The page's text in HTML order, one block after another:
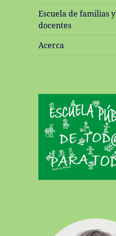
Escuela de familias y
docentes
Acerca